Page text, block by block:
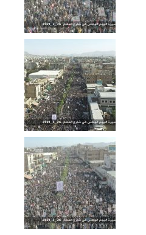
عسير بمناسبة اليوم
في جبهة مقبنة
الوطني للصمود 2022م
المجاهدين من جبهات
بمناسبة اليوم الوطني
الثامن – القول السديد